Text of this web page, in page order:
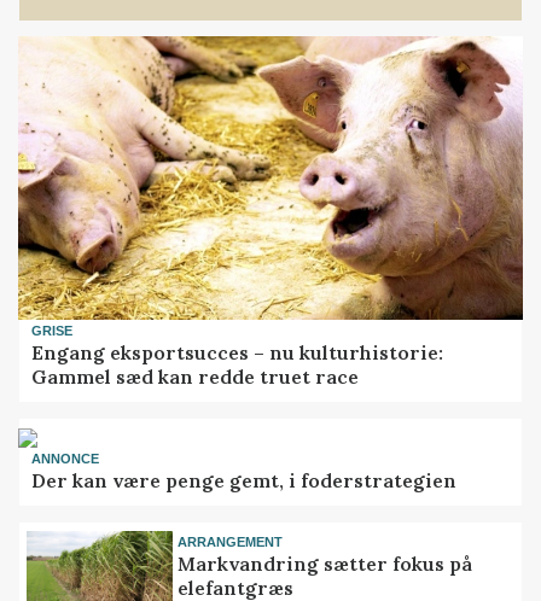
GRISE
Engang eksportsucces – nu kulturhistorie:
Gammel sæd kan redde truet race
ANNONCE
Der kan være penge gemt, i foderstrategien
ARRANGEMENT
Markvandring sætter fokus på
elefantgræs